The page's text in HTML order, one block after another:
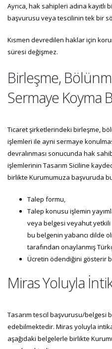
Ayrıca, hak sahipleri adına kayıtlı
başvurusu veya tescilinin tek bir
Kısmen devredilen haklar için
süresi değişmez.
Birleşme,
Sermaye Koyma
Ticaret şirketlerindeki birleşme,
işlemleri ile ayni sermaye
devralınması sonucunda hak
işlemlerinin Tasarım Siciline
birlikte Kurumumuza başvuruda
Talep formu,
Talep konusu işlemin
veya belgesi veyahut yetkili
bu belgenin yabancı dilde
tarafından onaylanmış
Ücretin ödendiğini gösterir
Miras Yoluyla
Tasarım tescil başvurusu/belgesi
edebilmektedir. Miras yoluyla
aşağıdaki belgelerle birlikte